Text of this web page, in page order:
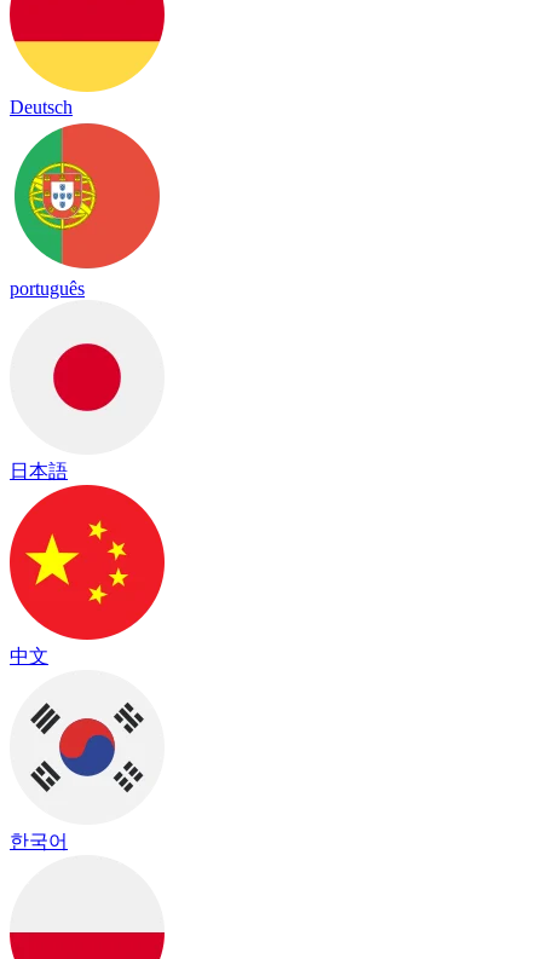
Deutsch
português
日本語
中文
한국어